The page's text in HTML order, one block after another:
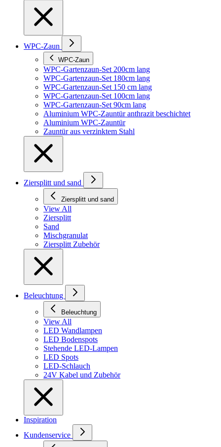
WPC-Zaun
WPC-Zaun
WPC-Gartenzaun-Set 200cm lang
WPC-Gartenzaun-Set 180cm lang
WPC-Gartenzaun-Set 150 cm lang
WPC-Gartenzaun-Set 100cm lang
WPC-Gartenzaun-Set 90cm lang
Aluminium WPC-Zauntür anthrazit beschichtet
Aluminium WPC-Zauntür
Zauntür aus verzinktem Stahl
Ziersplitt und sand
Ziersplitt und sand
View All
Ziersplitt
Sand
Mischgranulat
Ziersplitt Zubehör
Beleuchtung
Beleuchtung
View All
LED Wandlampen
LED Bodenspots
Stehende LED-Lampen
LED Spots
LED-Schlauch
24V Kabel und Zubehör
Inspiration
Kundenservice